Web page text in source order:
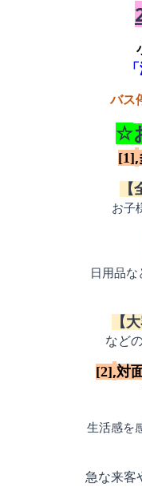
バス
☆
[1],
お子
日用品
【
など
[2],対
生活感を
急な来客